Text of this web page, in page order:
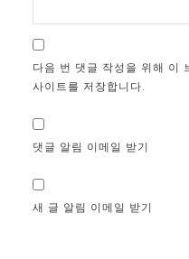
다음 번 댓글 작성을 위해 이
사이트를 저장합니다.
댓글 알림 이메일 받기
새 글 알림 이메일 받기